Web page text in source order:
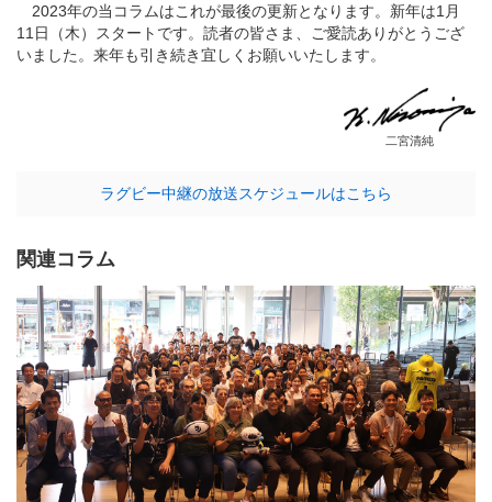
2023年の当コラムはこれが最後の更新となります。新年は1月
11日（木）スタートです。読者の皆さま、ご愛読ありがとうござ
いました。来年も引き続き宜しくお願いいたします。
二宮清純
ラグビー中継の放送スケジュールはこちら
関連コラム